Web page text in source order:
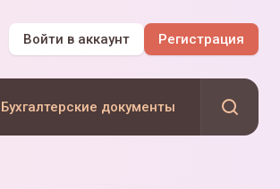
Войти в аккаунт Регистрация
Бухгалтерские документы